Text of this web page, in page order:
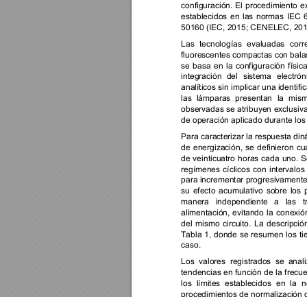
configuración. El procedimiento
establecidos en las normas IEC
50160 (IEC, 2015; CENELEC,
Las tecnologías evaluadas
fluorescentes compactas con
se basa en la configuración
integración
del sistema
analíticos sin implicar una
las
lámparas presentan la
observadas se atribuyen exclusiva
de operación aplicado durante
Para caracterizar la respuesta
de energización, se definieron
de veinticuatro horas cada uno.
regímenes cíclicos con intervalos
para incrementar
su efecto acumulativo sobre los
manera
independiente a las
alimentación, evitando la
del
mismo circuito. La
Tabla 1, donde se resumen los
caso.
Los valores registrados se anal
tendencias en función de la
los
límites establecidos en la
procedimientos de normalización